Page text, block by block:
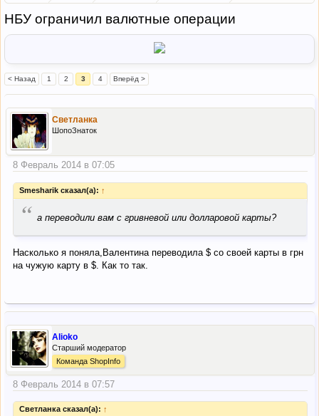
НБУ ограничил валютные операции
< Назад 1 2 3 4 Вперёд >
Светланка
ШопоЗнаток
8 Февраль 2014 в 07:05
Smesharik сказал(а): ↑
“ а переводили вам с гривневой или долларовой карты?
Насколько я поняла,Валентина переводила $ со своей карты в грн
на чужую карту в $. Как то так.
Alioko
Старший модератор
Команда ShopInfo
8 Февраль 2014 в 07:57
Светланка сказал(а): ↑